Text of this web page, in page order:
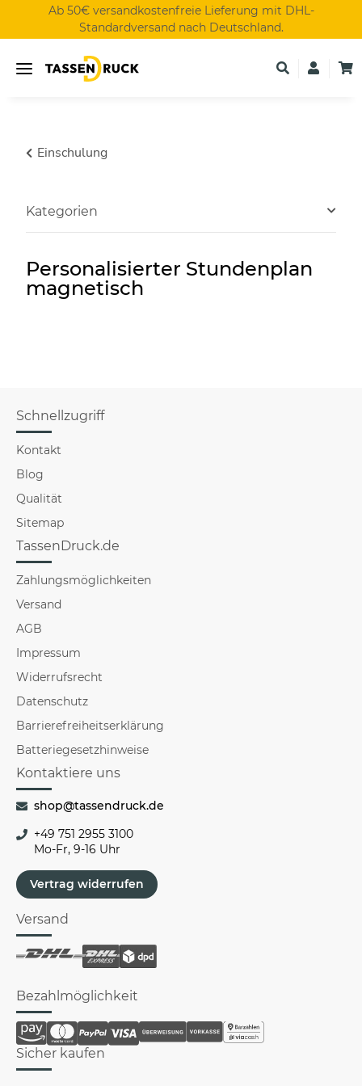
Ab 50€ versandkostenfreie Lieferung mit DHL-
Standardversand nach Deutschland.
Einschulung
Personalisierter Stundenplan
magnetisch
Kategorien
Schnellzugriff
Kontakt
Blog
Qualität
Sitemap
TassenDruck.de
Zahlungsmöglichkeiten
Versand
AGB
Impressum
Widerrufsrecht
Datenschutz
Barrierefreiheitserklärung
Batteriegesetzhinweise
Kontaktiere uns
shop@tassendruck.de
+49 751 2955 3100
Mo-Fr, 9-16 Uhr
Vertrag widerrufen
Versand
Bezahlmöglichkeit
Sicher kaufen